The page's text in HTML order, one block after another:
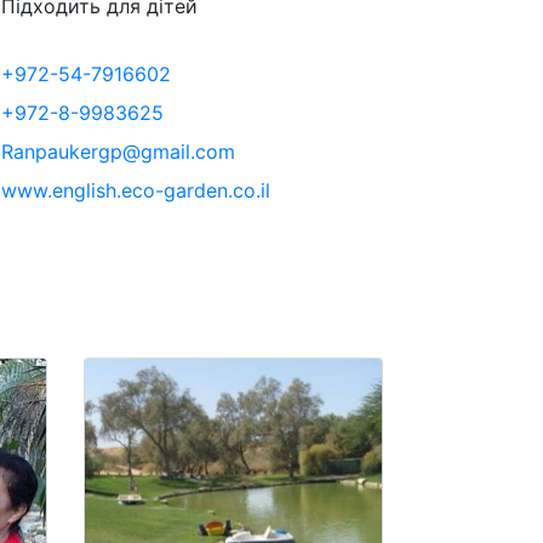
для дітей
+972-54-7916602
+972-8-9983625
Ranpaukergp@gmail.com
www.english.eco-garden.co.il